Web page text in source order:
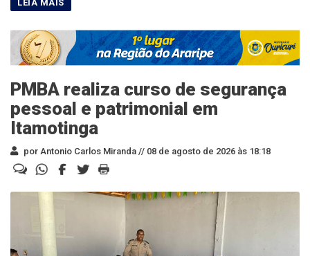
PMBA realiza curso de segurança
pessoal e patrimonial em
Itamotinga
por Antonio Carlos Miranda // 08 de agosto de 2026 às 18:18